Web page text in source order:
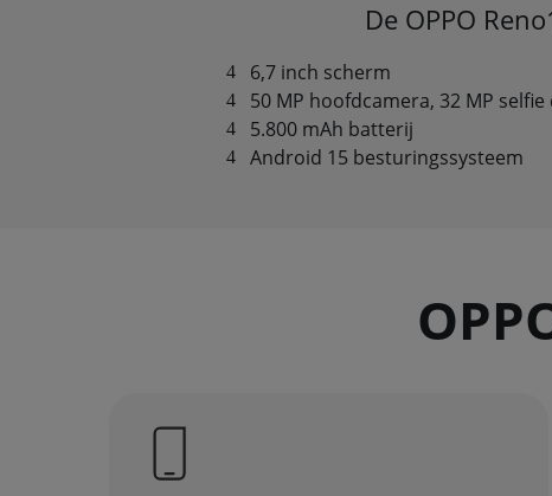
De OPPO
6,7 inch scherm
50 MP hoofdcamera, 32 MP selfie
5.800 mAh batterij
Android 15 besturingssysteem